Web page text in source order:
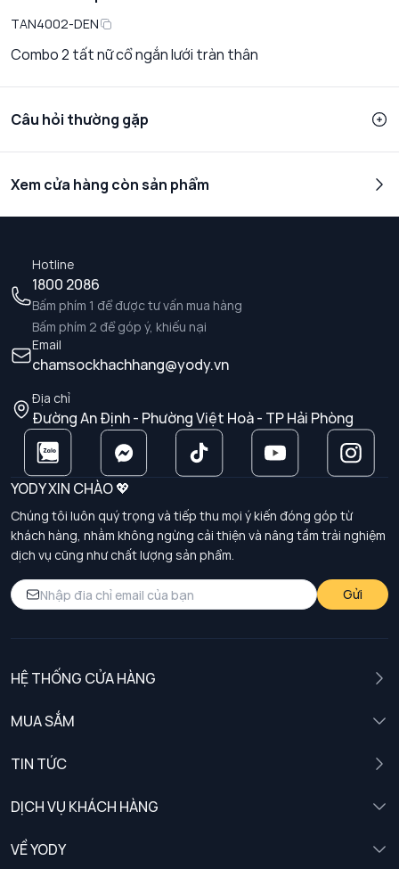
TAN4002-DEN
Combo 2 tất nữ cổ ngắn lưới tràn thân
Câu hỏi thường gặp
Xem cửa hàng còn sản phẩm
Hotline
1800 2086
Bấm phím 1 để được tư vấn mua hàng
Bấm phím 2 để góp ý, khiếu nại
Email
chamsockhachhang@yody.vn
Địa chỉ
Đường An Định - Phường Việt Hoà - TP Hải Phòng
YODY XIN CHÀO 💖
Chúng tôi luôn quý trọng và tiếp thu mọi ý kiến đóng góp từ
khách hàng, nhằm không ngừng cải thiện và nâng tầm trải nghiệm
dịch vụ cũng như chất lượng sản phẩm.
Gửi
HỆ THỐNG CỬA HÀNG
MUA SẮM
TIN TỨC
DỊCH VỤ KHÁCH HÀNG
Chính sách khách hàng thân thiết
VỀ YODY